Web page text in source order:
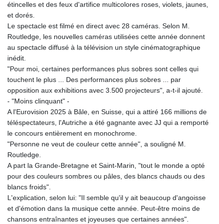
étincelles et des feux d'artifice multicolores roses, violets, jaunes,
et dorés.
Le spectacle est filmé en direct avec 28 caméras. Selon M.
Routledge, les nouvelles caméras utilisées cette année donnent
au spectacle diffusé à la télévision un style cinématographique
inédit.
"Pour moi, certaines performances plus sobres sont celles qui
touchent le plus ... Des performances plus sobres ... par
opposition aux exhibitions avec 3.500 projecteurs", a-t-il ajouté.
- "Moins clinquant" -
A l'Eurovision 2025 à Bâle, en Suisse, qui a attiré 166 millions de
téléspectateurs, l'Autriche a été gagnante avec JJ qui a remporté
le concours entièrement en monochrome.
"Personne ne veut de couleur cette année", a souligné M.
Routledge.
A part la Grande-Bretagne et Saint-Marin, "tout le monde a opté
pour des couleurs sombres ou pâles, des blancs chauds ou des
blancs froids".
L'explication, selon lui: "Il semble qu'il y ait beaucoup d'angoisse
et d'émotion dans la musique cette année. Peut-être moins de
chansons entraînantes et joyeuses que certaines années".